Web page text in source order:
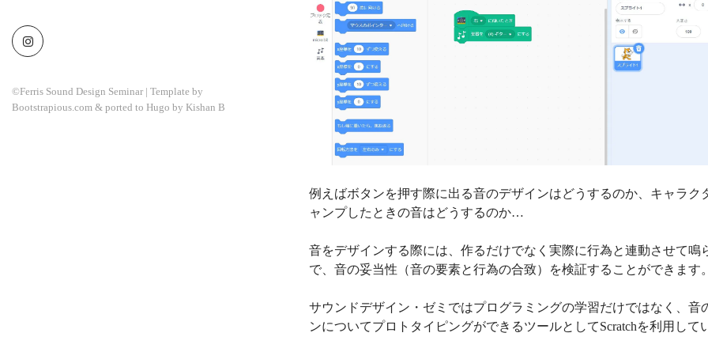
©Ferris Sound Design Seminar | Template by
Bootstrapious.com & ported to Hugo by Kishan B
例えばボタンを押す際に出る音のデザインはどうするのか、キャラク
ャンプしたときの音はどうするのか…
音をデザインする際には、作るだけでなく実際に行為と連動させて鳴
で、音の妥当性（音の要素と行為の合致）を検証することができ
サウンドデザイン・ゼミではプログラミングの学習だけではなく、音
ンについてプロトタイピングができるツールとしてScratchを利用して